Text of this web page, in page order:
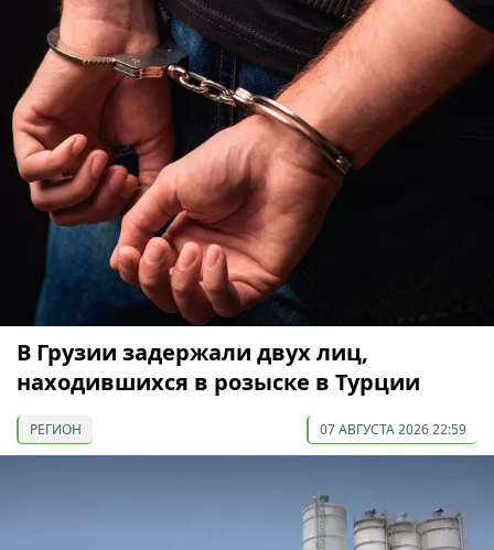
В Грузии задержали двух лиц,
находившихся в розыске в Турции
РЕГИОН 07 АВГУСТА 2026 22:59